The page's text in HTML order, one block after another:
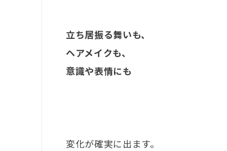
立ち居振る舞いも、
ヘアメイクも、
意識や表情にも
変化が確実に出ます。